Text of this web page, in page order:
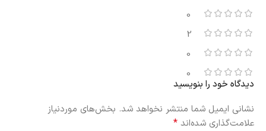
0
2
0
0
دیدگاه خود را بنویسید
نشانی ایمیل شما منتشر نخواهد شد. بخش‌های موردنیاز
علامت‌گذاری شده‌اند *